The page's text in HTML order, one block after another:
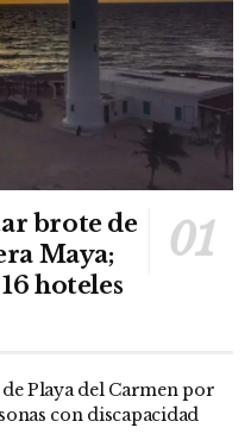
brote de
Maya;
hoteles
Playa del Carmen por
con discapacidad